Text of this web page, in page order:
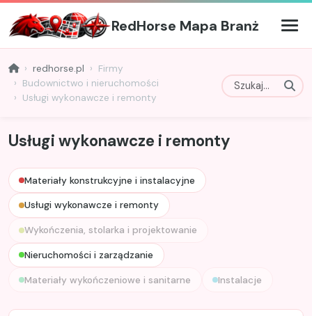
RedHorse Mapa Branż
redhorse.pl
Firmy
Budownictwo i nieruchomości
Usługi wykonawcze i remonty
Usługi wykonawcze i remonty
Materiały konstrukcyjne i instalacyjne
Usługi wykonawcze i remonty
Wykończenia, stolarka i projektowanie
Nieruchomości i zarządzanie
Materiały wykończeniowe i sanitarne Instalacje